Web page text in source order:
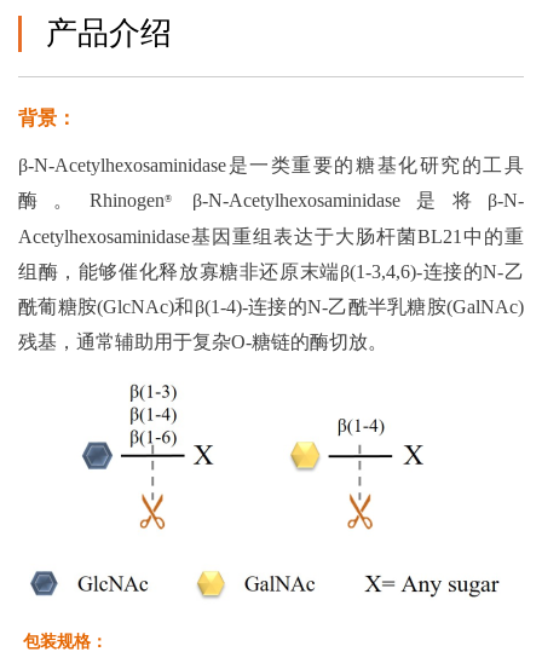
产品介绍
背景：
β-N-Acetylhexosaminidase是一类重要的糖基化研究的工具
酶。Rhinogen®
β-N-Acetylhexosaminidase是将β-N-
Acetylhexosaminidase基因重组表达于大肠杆菌BL21中的重
组酶，能够催化释放寡糖非还原末端β(1-3,4,6)-连接的N-乙
酰葡糖胺(GlcNAc)和β(1-4)-连接的N-乙酰半乳糖胺(GalNAc)
残基 ，通常辅助用于复杂O-糖链的酶切放。
包装规格：